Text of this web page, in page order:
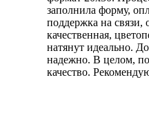
заполнила форму,
поддержка на связи,
качественная,
натянут идеально.
надежно. В целом,
качество.